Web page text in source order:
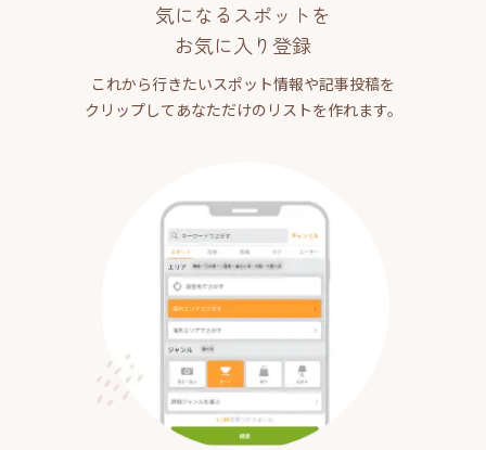
気になるスポットを
お気に入り登録
これから行きたいスポット情報や記事投稿を
クリップしてあなただけのリストを作れます。